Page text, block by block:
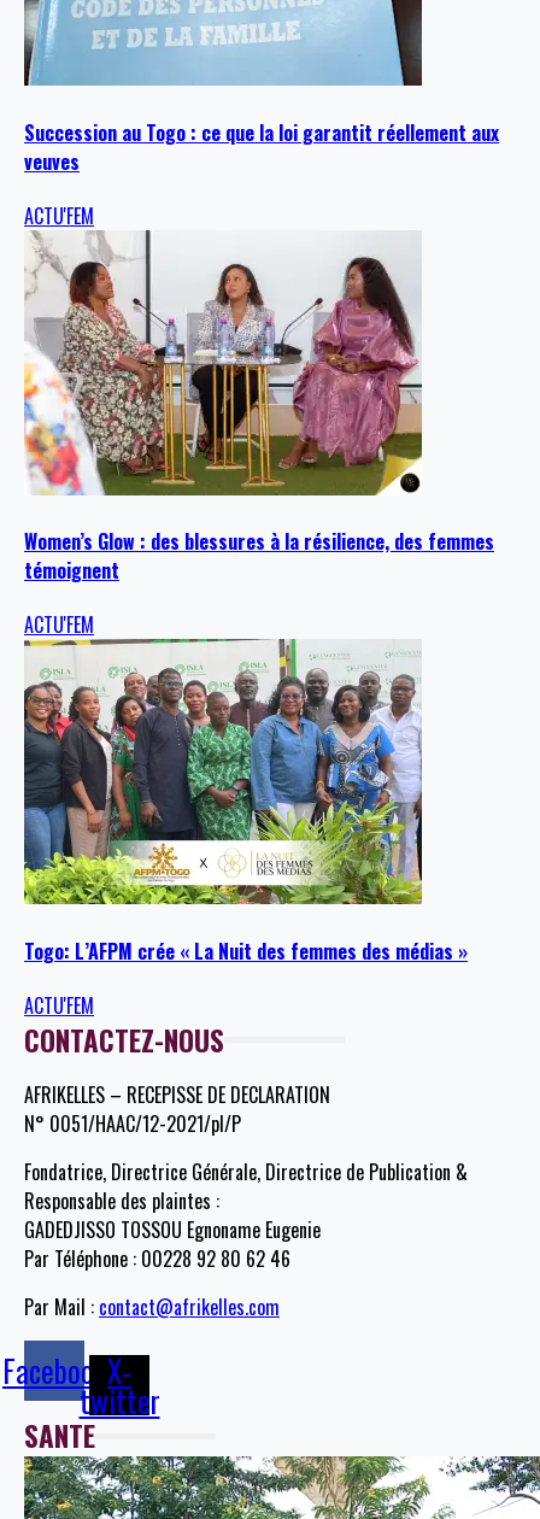
Succession au Togo : ce que la loi garantit réellement aux
veuves
ACTU'FEM
Women’s Glow : des blessures à la résilience, des femmes
témoignent
ACTU'FEM
Togo: L’AFPM crée « La Nuit des femmes des médias »
ACTU'FEM
CONTACTEZ-NOUS
AFRIKELLES – RECEPISSE DE DECLARATION
N° 0051/HAAC/12-2021/pl/P
Fondatrice, Directrice Générale, Directrice de Publication &
Responsable des plaintes :
GADEDJISSO TOSSOU Egnoname Eugenie
Par Téléphone : 00228 92 80 62 46
Par Mail : contact@afrikelles.com
FacebookX-
twitter
SANTE